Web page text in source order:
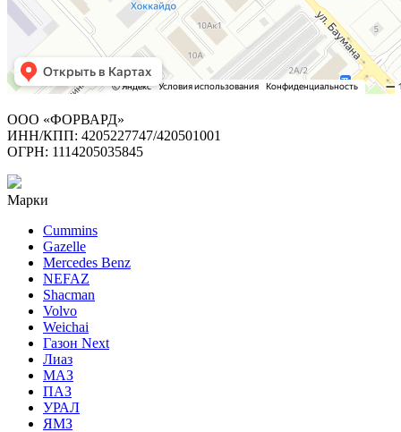
ООО «ФОРВАРД»
ИНН/КПП: 4205227747/420501001
ОГРН: 1114205035845
Марки
Cummins
Gazelle
Mercedes Benz
NEFAZ
Shacman
Volvo
Weichai
Газон Next
Лиаз
МАЗ
ПАЗ
УРАЛ
ЯМЗ